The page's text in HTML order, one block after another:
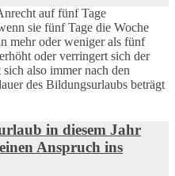
auf fünf Tage
sie fünf Tage die Woche
mehr oder weniger als fünf
oder verringert sich der
also immer nach den
des Bildungsurlaubs beträgt
in diesem Jahr
Anspruch ins